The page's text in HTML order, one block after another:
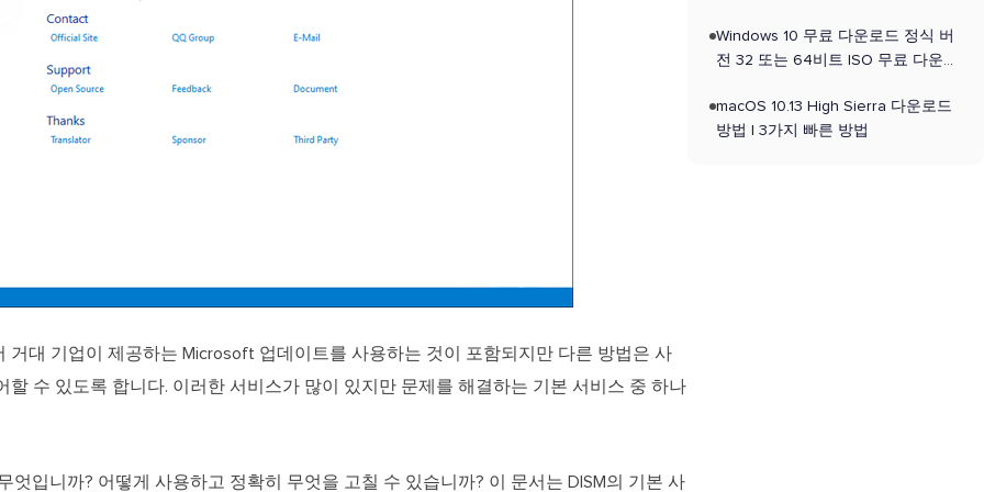
거대 기업이 제공하는 Microsoft 업데이트를 사용하는 것이 포함되지만 다른 방법은 사
할 수 있도록 합니다. 이러한 서비스가 많이 있지만 문제를 해결하는 기본 서비스 중 하나
엇입니까? 어떻게 사용하고 정확히 무엇을 고칠 수 있습니까? 이 문서는 DISM의 기본 사
Windows 10 무료 다운로드 정식 버
전 32 또는 64비트 ISO 무료 다운로
macOS 10.13 High Sierra 다운로드
방법 | 3가지 빠른 방법